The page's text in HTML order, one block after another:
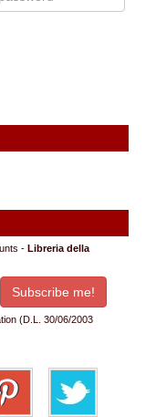
- Libreria della
(D.L. 30/06/2003